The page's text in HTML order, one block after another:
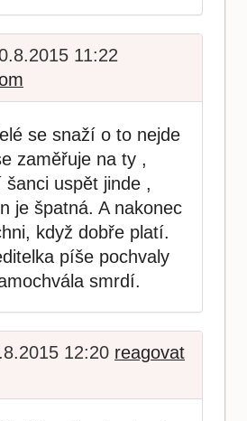
11:22
se snaží o to nejde
zaměřuje na ty ,
šanci uspět jinde ,
je špatná. A nakonec
když dobře platí.
píše pochvaly
smrdí.
12:20 reagovat